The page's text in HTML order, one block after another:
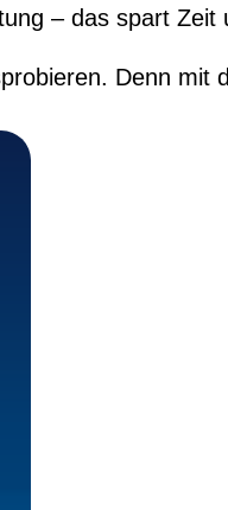
– das spart Zeit
Denn mit